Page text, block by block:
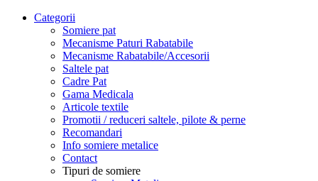
Categorii
Somiere pat
Mecanisme Paturi Rabatabile
Mecanisme Rabatabile/Accesorii
Saltele pat
Cadre Pat
Gama Medicala
Articole textile
Promotii / reduceri saltele, pilote & perne
Recomandari
Info somiere metalice
Contact
Tipuri de somiere